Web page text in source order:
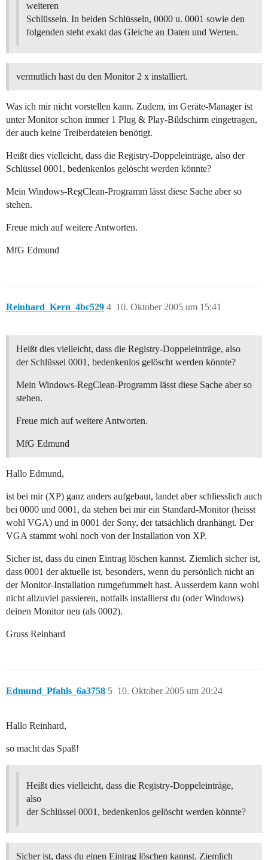
weiteren
Schlüsseln. In beiden Schlüsseln, 0000 u. 0001 sowie den
folgenden steht exakt das Gleiche an Daten und Werten.
vermutlich hast du den Monitor 2 x installiert.
Was ich mir nicht vorstellen kann. Zudem, im Geräte-Manager ist
unter Monitor schon immer 1 Plug & Play-Bildschirm eingetragen,
der auch keine Treiberdateien benötigt.
Heißt dies vielleicht, dass die Registry-Doppeleinträge, also der
Schlüssel 0001, bedenkenlos gelöscht werden könnte?
Mein Windows-RegClean-Programm lässt diese Sache aber so
stehen.
Freue mich auf weitere Antworten.
MfG Edmund
Reinhard_Kern_4bc529 10. Oktober 2005 um 15:41
4
Heißt dies vielleicht, dass die Registry-Doppeleinträge, also
der Schlüssel 0001, bedenkenlos gelöscht werden könnte?
Mein Windows-RegClean-Programm lässt diese Sache aber so
stehen.
Freue mich auf weitere Antworten.
MfG Edmund
Hallo Edmund,
ist bei mir (XP) ganz anders aufgebaut, landet aber schliesslich auch
bei 0000 und 0001, da stehen bei mir ein Standard-Monitor (heisst
wohl VGA) und in 0001 der Sony, der tatsächlich dranhängt. Der
VGA stammt wohl noch von der Installation von XP.
Sicher ist, dass du einen Eintrag löschen kannst. Ziemlich sicher ist,
dass 0001 der aktuelle ist, besonders, wenn du persönlich nicht an
der Monitor-Installation rumgefummelt hast. Ausserdem kann wohl
nicht allzuviel passieren, notfalls installierst du (oder Windows)
deinen Monitor neu (als 0002).
Gruss Reinhard
Edmund_Pfahls_6a3758 10. Oktober 2005 um 20:24
5
Hallo Reinhard,
so macht das Spaß!
Heißt dies vielleicht, dass die Registry-Doppeleinträge,
also
der Schlüssel 0001, bedenkenlos gelöscht werden könnte?
Sicher ist, dass du einen Eintrag löschen kannst. Ziemlich